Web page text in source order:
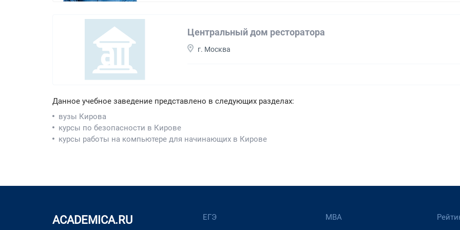
Центральный дом ресторатора
г. Москва
Данное учебное заведение представлено в следующих разделах:
вузы Кирова
курсы по безопасности в Кирове
курсы работы на компьютере для начинающих в Кирове
ACADEMICA.RU ЕГЭ МВА